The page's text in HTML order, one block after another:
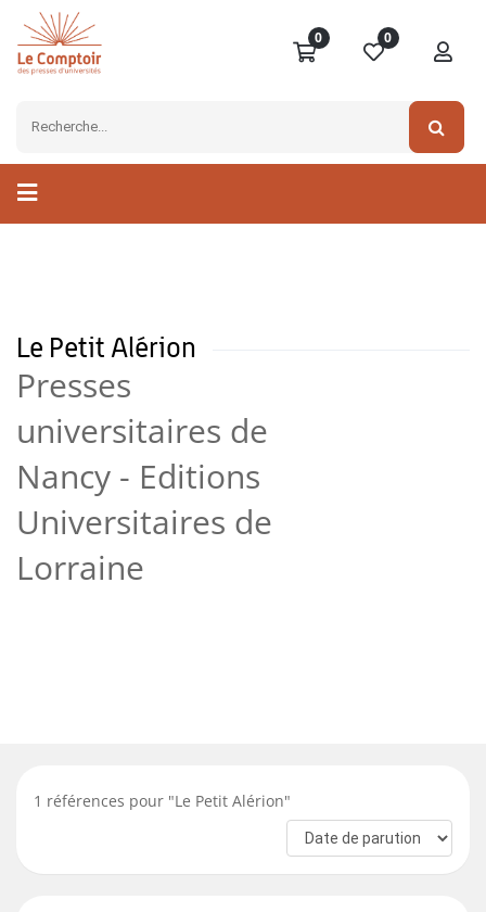
0 0
Le Petit Alérion
Presses
universitaires de
Nancy - Editions
Universitaires de
Lorraine
1 références pour "Le Petit Alérion"